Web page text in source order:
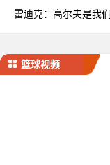
雷迪克：高尔夫是我
篮球视频